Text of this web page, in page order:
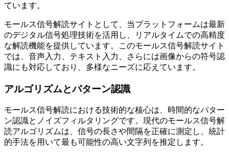
ています。
モールス信号解読サイトとして、当プラットフォームは最新
のデジタル信号処理技術を活用し、リアルタイムでの高精度
な解読機能を提供しています。このモールス信号解読サイト
では、音声入力、テキスト入力、さらには画像からの符号認
識にも対応しており、多様なニーズに応えています。
アルゴリズムとパターン認識
モールス信号解読における技術的な核心は、時間的なパター
ン認識とノイズフィルタリングです。現代のモールス信号解
読アルゴリズムは、信号の長さや間隔を正確に測定し、統計
的手法を用いて最も可能性の高い文字列を推定します。